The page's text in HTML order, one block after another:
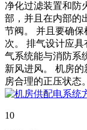
净化过滤装置和防
部，并且在内部的
节阀。 并且要确
次。 排气设计应
气系统能与消防系
新风进风。 机房
房合理的正压状态。
10